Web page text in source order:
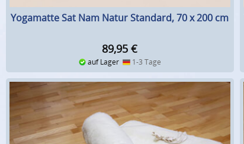
Yogamatte Sat Nam Natur Standard, 70 x 200 cm
89,95 €
auf Lager 1-3 Tage